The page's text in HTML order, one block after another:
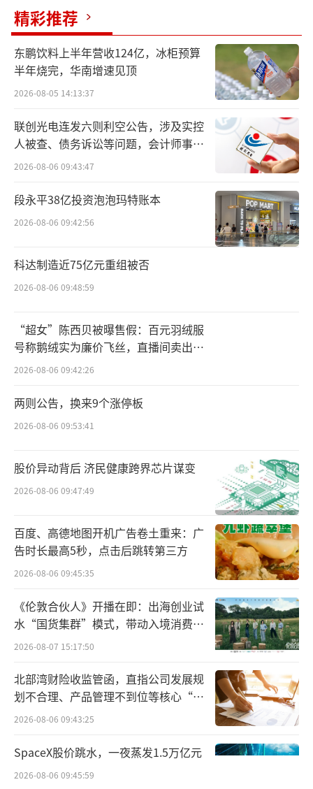
研发进程全面加速，
机？
肺癌是全球最常见的癌症之一，其中大约1
5%的肺癌是小细胞肺癌（SCLC）。在小细胞
肺癌患者中，70%的患者处于广泛期（ES），
这意味着癌症已扩散至一侧或两侧肺部或身体
其他部位。广泛期小细胞肺癌（ES-SCLC）是
一种侵袭性强且难以治疗的癌症，大多数ES-S
CLC患者在初始治疗后复发，患者的生存期较
短，临床急需新的治疗选择。B7-H3靶向ADC
类药物是目前在研拟用于治疗ES-SCLC的利
器。
蛋白，属于B7家族中的一员。研究发现，B7-H
3在非小细胞肺癌、胰腺癌、原发性肝癌等多种
肿瘤组织中都存在过度表达，其在肿瘤组织中
的过量表达往往伴随患者不良预后与较短的总
3高表达的现象，这种高表达与肺癌的不良预后
相关，使得B7-H3成为一个有前景的治疗靶
根据翰森制药公布的相关信息，HS-20093
是一种新型B7-H3靶向ADC，由全人源化的B7-
H3单抗与拓扑异构酶抑制剂（TOPOi）有效载
荷共价连接而成。公开资料显示，HS-20093有
十多项临床研究正在开展，包括针对复发性小
细胞肺癌和局限期小细胞肺癌的两项Ⅲ期临床
研究，以及多项用于治疗肺癌、肉瘤、头颈癌
及其他实体瘤的Ⅰ期和Ⅱ期临床研究。
此前，HS-20093成功“出海”已经引发了
行业热点关注。2023年12月，翰森制药与葛兰
素史克（GSK）订立了一项超17亿美元的独家
精彩推荐
东鹏饮料上半年营收124亿，冰柜预算
半年烧完，华南增速见顶
2026-08-05 14:13:37
联创光电连发六则利空公告，涉及实控
人被查、债务诉讼等问题，会计师事务
所曾出具“保留意见”
2026-08-06 09:43:47
段永平38亿投资泡泡玛特账本
2026-08-06 09:42:56
科达制造近75亿元重组被否
2026-08-06 09:48:59
“超女”陈西贝被曝售假：百元羽绒服
号称鹅绒实为廉价飞丝，直播间卖出超
百万元
2026-08-06 09:42:26
两则公告，换来9个涨停板
2026-08-06 09:53:41
股价异动背后 济民健康跨界芯片谋变
2026-08-06 09:47:49
百度、高德地图开机广告卷土重来：广
告时长最高5秒，点击后跳转第三方
2026-08-06 09:45:35
《伦敦合伙人》开播在即：出海创业试
水“国货集群”模式，带动入境消费反
向种草
2026-08-07 15:17:50
北部湾财险收监管函，直指公司发展规
划不合理、产品管理不到位等核心“痛
点”
2026-08-06 09:43:25
SpaceX股价跳水，一夜蒸发1.5万亿元
2026-08-06 09:45:59